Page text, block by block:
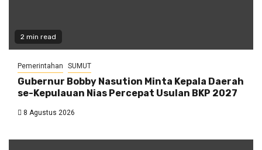
2 min read
Pemerintahan SUMUT
Gubernur Bobby Nasution Minta Kepala Daerah
se-Kepulauan Nias Percepat Usulan BKP 2027
8 Agustus 2026